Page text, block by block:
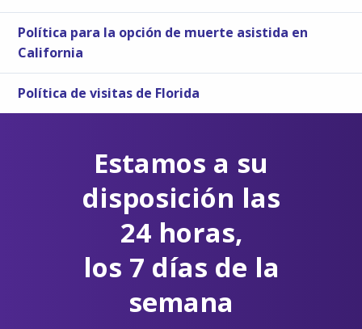
Política para la opción de muerte asistida en
California
Política de visitas de Florida
Estamos a su
disposición las
24 horas,
los 7 días de la
semana